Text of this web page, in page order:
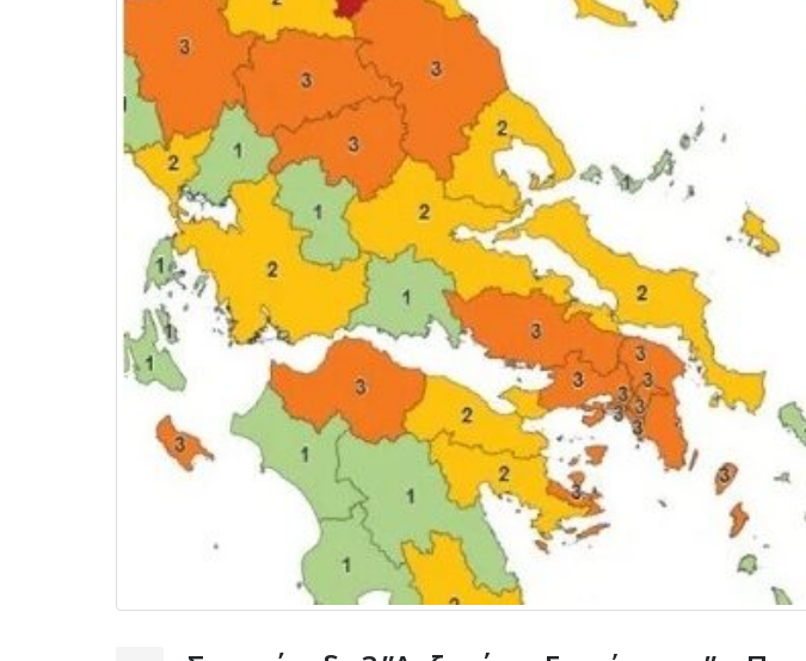
Διερεύνηση Απόψεων για την
περιοδική Πεζοδρόμηση της
οδού Λ. Δημοκρατίας
16 Μαρτίου 2026
ΚΑΔ: Οδηγός της ΑΑΔΕ για την
αυτόματη αντιστοίχιση
4 Μαρτίου 2026
Χειμερινές Εκπτώσεις 2026:
Χειρότερες επιδόσεις για 1 στις 2
επιχειρήσεις
3 Μαρτίου 2026
Σε λειτουργία το νέο
ΕΣΕΕ με κορυφαίους
για την υποστήριξη των
εμπορικών επιχειρήσεων
27 Φεβρουαρίου 2026
Παράταση της
έναρξης της ηλεκτρονικής
τιμολόγησης
26 Φεβρουαρίου 2026
Προς μείωση της
φόρου για επαγγελματίες
επιχειρήσεις
25 Φεβρουαρίου 2026